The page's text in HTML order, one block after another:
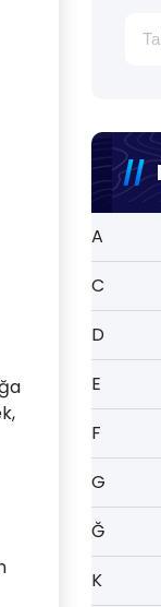
A
C
D
E
F
G
Ğ
K